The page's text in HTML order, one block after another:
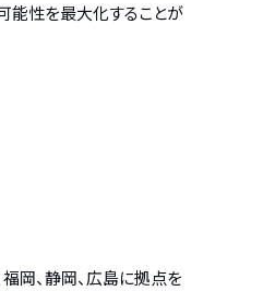
能性を最大化することが
岡、静岡、広島に拠点を